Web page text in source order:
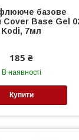
базове
Cover Base Gel
Kodi, 7мл
185 ₴
В наявності
Купити